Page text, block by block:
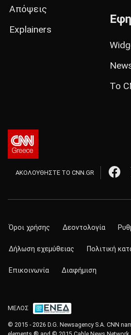
Απόψεις
Explainers
Το
ΑΚΟΛΟΥΘΗΣΤΕ ΤΟ CNN.GR
Όροι χρήσης Δεοντολογία
Δήλωση εχεμύθειας Πολιτική
Επικοινωνία Διαφήμιση
ΜΕΛΟΣ
© 2015 - 2026 D.G. Newsagency S.A. CNN